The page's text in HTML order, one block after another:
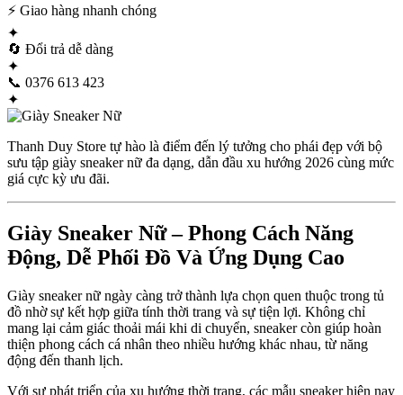
⚡ Giao hàng nhanh chóng
✦
🔄 Đổi trả dễ dàng
✦
📞 0376 613 423
✦
Thanh Duy Store tự hào là điểm đến lý tưởng cho phái đẹp với bộ
sưu tập giày sneaker nữ đa dạng, dẫn đầu xu hướng 2026 cùng mức
giá cực kỳ ưu đãi.
Giày Sneaker Nữ – Phong Cách Năng
Động, Dễ Phối Đồ Và Ứng Dụng Cao
Giày sneaker nữ ngày càng trở thành lựa chọn quen thuộc trong tủ
đồ nhờ sự kết hợp giữa tính thời trang và sự tiện lợi. Không chỉ
mang lại cảm giác thoải mái khi di chuyển, sneaker còn giúp hoàn
thiện phong cách cá nhân theo nhiều hướng khác nhau, từ năng
động đến thanh lịch.
Với sự phát triển của xu hướng thời trang, các mẫu sneaker hiện nay